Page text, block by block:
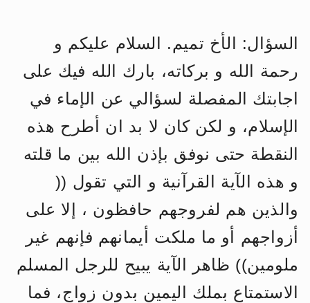
تعميم هامّ لأفراد الجماعة >> المزيد
تعميم هامّ لأفراد الجماعة >> المزيد
اقرأ هذا الكتاب وتعرّف على حقيقة
الحجّ.. دلالات، حِكم، وأهداف >> المزيد
السؤال: الأخ تميم. السلام عليكم و
رحمة الله و بركاته، بارك الله فيك على
اجابتك المفصلة لسؤالي عن الإماء في
الإسلام، و لكن كان لا بد ان أطرح هذه
النقطة حتى نوفق بإذن الله بين ما قلته
و هذه الآية القرآنية و التي تقول ((
والذين هم لفروجهم حافظون ، إلا على
أزواجهم أو ما ملكت أيمانهم فإنهم غير
ملومين)) ظاهر الآية يبيح للرجل المسلم
الاستمتاع بملك اليمين بدون زواج، فما